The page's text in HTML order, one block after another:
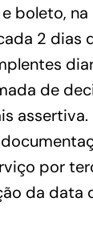
boleto, na
2 dias
de
assertiva.
por
da data